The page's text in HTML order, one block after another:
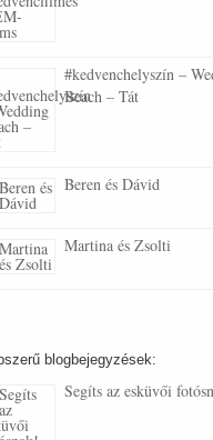
#kedvenchelyszín –
Beach – Tát
Beren és Dávid
Martina és Zsolti
blogbejegyzések:
Segíts az esküvői